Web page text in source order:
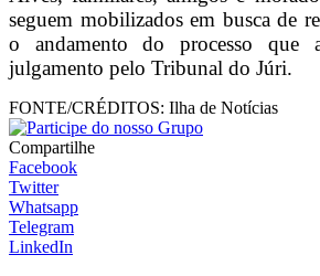
seguem mobilizados em busca de
o andamento do processo que
julgamento pelo Tribunal do Júri.
FONTE/CRÉDITOS: Ilha de Notícias
Compartilhe
Facebook
Twitter
Whatsapp
Telegram
LinkedIn